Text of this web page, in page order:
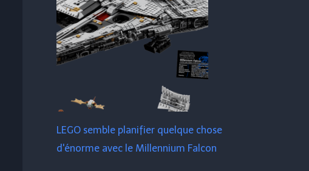
LEGO semble planifier quelque chose
d'énorme avec le Millennium Falcon